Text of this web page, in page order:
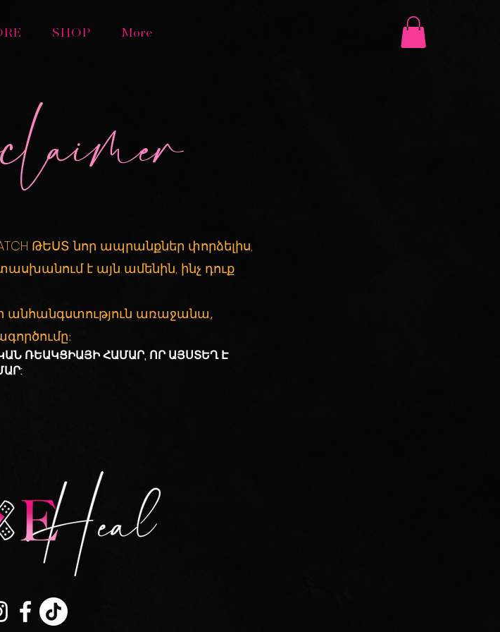
SHOP More
ԹԵՍՏ նոր ապրանքներ փորձելիս,
է այն ամենին, ինչ դուք
անհանգստություն առաջանա,
ՌԵԱԿՑԻԱՅԻ ՀԱՄԱՐ, ՈՐ ԱՅՍՏԵՂ Է